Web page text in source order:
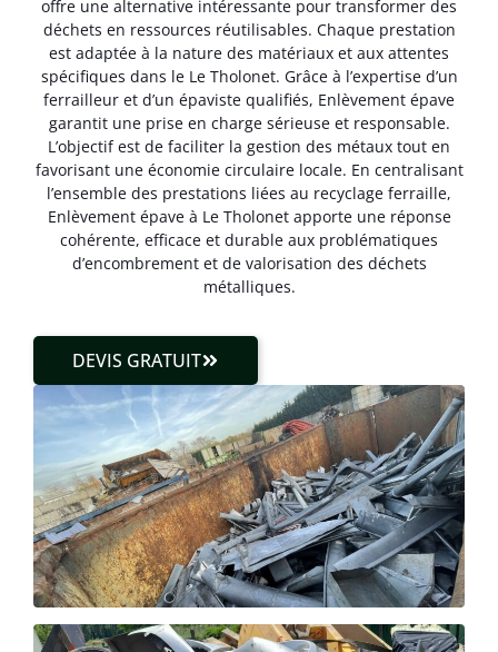
offre une alternative intéressante pour transformer des
déchets en ressources réutilisables. Chaque prestation
est adaptée à la nature des matériaux et aux attentes
spécifiques dans le Le Tholonet. Grâce à l’expertise d’un
ferrailleur et d’un épaviste qualifiés, Enlèvement épave
garantit une prise en charge sérieuse et responsable.
L’objectif est de faciliter la gestion des métaux tout en
favorisant une économie circulaire locale. En centralisant
l’ensemble des prestations liées au recyclage ferraille,
Enlèvement épave à Le Tholonet apporte une réponse
cohérente, efficace et durable aux problématiques
d’encombrement et de valorisation des déchets
métalliques.
DEVIS GRATUIT